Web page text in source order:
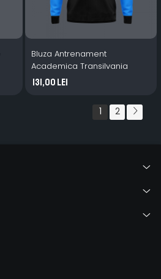
Bluza Antrenament
Academica Transilvania
131,00 Lei
1 2